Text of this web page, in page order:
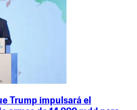
Trump impulsará el